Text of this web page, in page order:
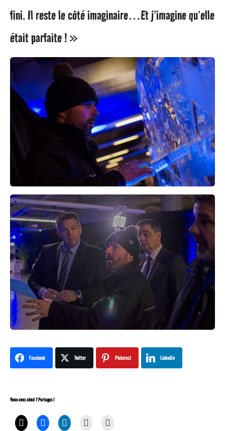
fini. Il reste le côté imaginaire…Et j’imagine qu’elle
était parfaite ! »
Facebook Twitter Pinterest LinkedIn
Vous avez aimé ? Partagez !